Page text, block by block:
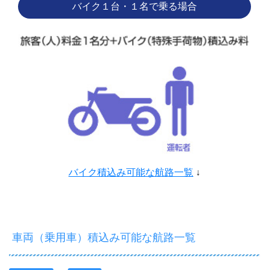
バイク１台・１名で乗る場合
バイク積込み可能な航路一覧 ↓
車両（乗用車）積込み可能な航路一覧